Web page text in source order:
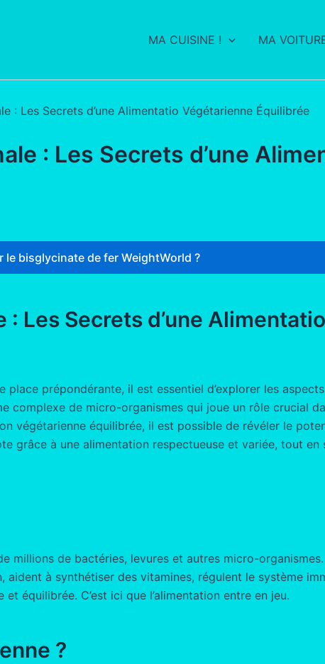
MA CUISINE ! MA
: Les Secrets d’une Alimentatio Végétarienne Équilibrée
: Les Secrets d’une
le bisglycinate de fer WeightWorld ?
Les Secrets d’une
prépondérante, il est essentiel d’explorer les
complexe de micro-organismes qui joue un rôle crucial
végétarienne équilibrée, il est possible de révéler le
grâce à une alimentation respectueuse et variée, tout
millions de bactéries, levures et autres micro-
à synthétiser des vitamines, régulent le système
équilibrée. C’est ici que l’alimentation entre en jeu.
?